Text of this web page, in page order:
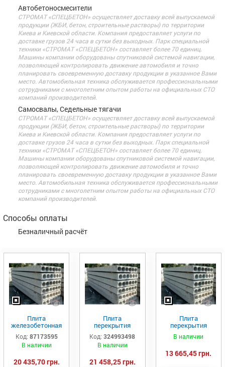
Автобетоносмесители
СТРОМАТ «СПЕЦБЕТОН» осуществляет доставку всей выпускаемой
продукции (ЖБИ, бетон, строительные растворы) по территории
Киева и Киевской области. Компания предоставляет услуги по
доставке грузов 24 часа в сутки без выходных. Парк специальной
техники «СТРОМАТ «СПЕЦБЕТОН» составляет более 70 единиц.
Машины компании оборудованы спутниковой системой навигации,
позволяющей контролировать движение автомобиля и точно
планировать своевременную доставку продукции в указанное Вами
место. Автомобильная техника обслуживается профессиональными
сотрудниками с многолетним опытом работы на официальных СТО
компаний производителей.
Самосвалы, Седельные тягачи
СТРОМАТ «СПЕЦБЕТОН» осуществляет доставку всей выпускаемой
продукции (ЖБИ, бетон, строительные растворы) по территории
Киева и Киевской области. Компания предоставляет услуги по
доставке грузов 24 часа в сутки без выходных. Парк специальной
техники «СТРОМАТ «СПЕЦБЕТОН» составляет более 70 единиц.
Машины компании оборудованы спутниковой системой навигации,
позволяющей контролировать движение автомобиля и точно
планировать своевременную доставку продукции в указанное Вами
место. Автомобильная техника обслуживается профессиональными
сотрудниками с многолетним опытом работы на официальных СТО
компаний производителей.
Способы оплаты
Безналичный расчёт
Плита
железобетонная
многопустотная
ПК85.15-8
Код: 87173595
В наличии
20 435,70 грн.
Плита
перекрытия
пустотная ПК 88-
15-8
Код: 324993498
В наличии
21 458,25 грн.
Плита
перекрытия
пустотная ПК 79-
10-8
В наличии
13 665,45 грн.